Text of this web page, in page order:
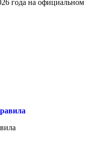
года на официальном